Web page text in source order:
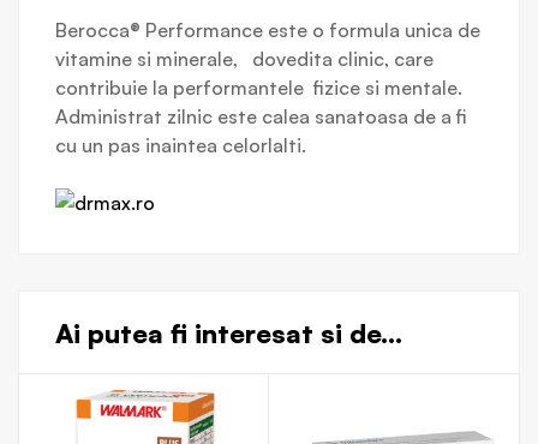
Berocca® Performance este o formula unica de
vitamine si minerale, dovedita clinic, care
contribuie la performantele fizice si mentale.
Administrat zilnic este calea sanatoasa de a fi
cu un pas inaintea celorlalti.
Ai putea fi interesat si de...